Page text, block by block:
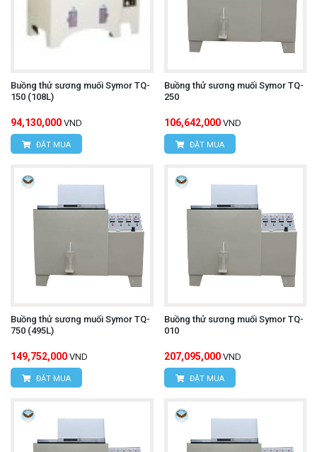
Buồng thử sương muối Symor TQ-
150 (108L)
94,130,000 VND
ĐẶT MUA
Buồng thử sương muối Symor TQ-
250
106,642,000 VND
ĐẶT MUA
Buồng thử sương muối Symor TQ-
750 (495L)
149,752,000 VND
ĐẶT MUA
Buồng thử sương muối Symor TQ-
010
207,095,000 VND
ĐẶT MUA